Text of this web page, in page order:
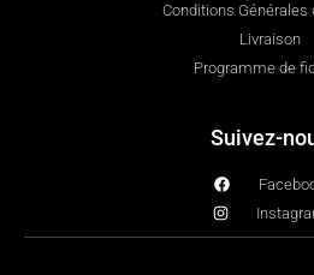
Conditions Générales
Livraison
Programme de
Suivez-